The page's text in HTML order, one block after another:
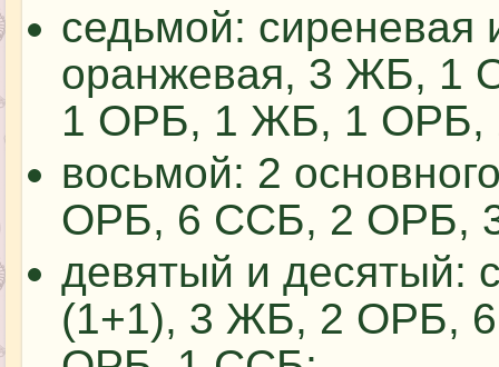
седьмой: сиреневая
оранжевая, 3 ЖБ,
1 ОРБ, 1 ЖБ, 1 ОРБ,
восьмой: 2
ОРБ, 6 ССБ, 2 ОРБ,
девятый и десятый:
(1+1), 3 ЖБ, 2 ОРБ,